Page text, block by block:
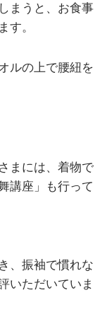
まうと、お食事
す。
ルの上で腰紐を
まには、着物で
講座」
も行って
、振袖で慣れな
いただいていま